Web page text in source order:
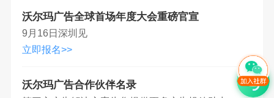
沃尔玛广告全球首场年度大会重磅官宣
9月16日深圳见
立即报名>>
沃尔玛广告合作伙伴名录